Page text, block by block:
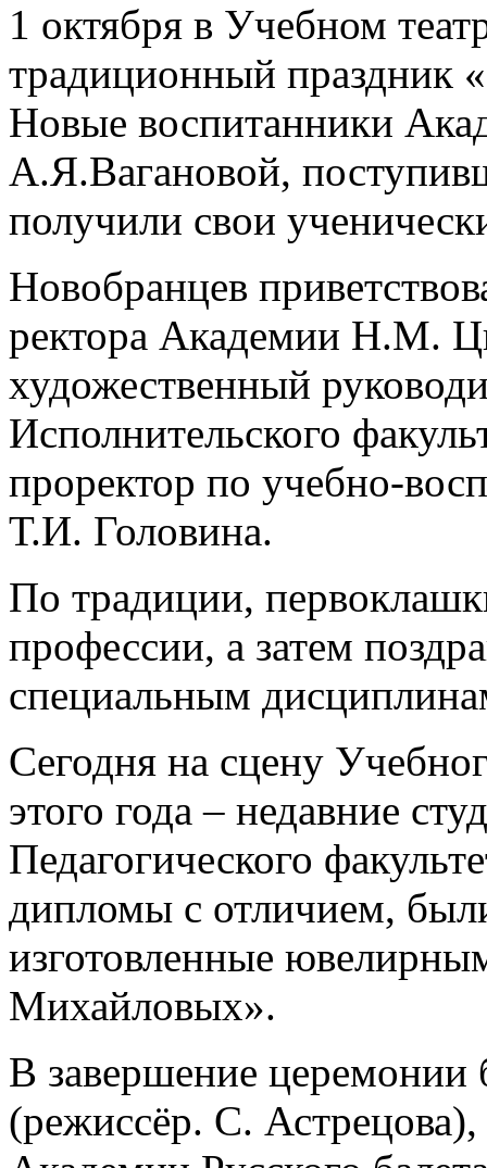
1 октября в Учебном
традиционный праздник
Новые воспитанники
А.Я.Вагановой,
получили свои
Новобранцев
ректора Академии Н.М.
художественный
Исполнительского
проректор по учебно-
Т.И. Головина.
По традиции,
профессии, а затем
специальным
Сегодня на сцену
этого года – недавние
Педагогического
дипломы с отличием,
изготовленные
Михайловых».
В завершение церемонии
(режиссёр. С.